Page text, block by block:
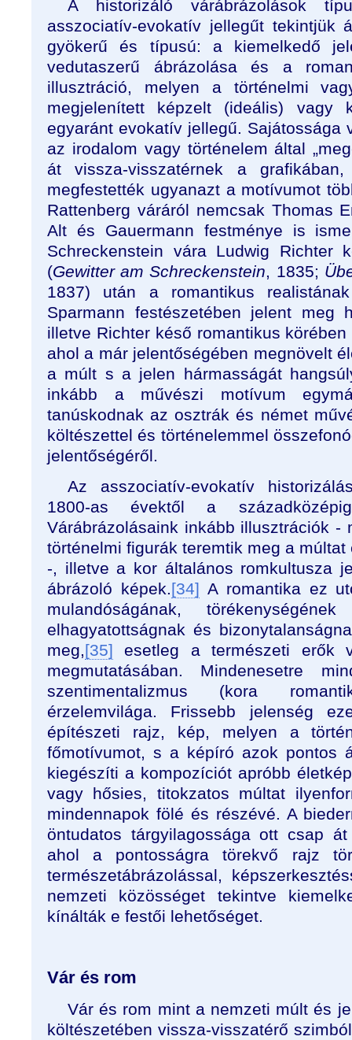
A historizáló várábrázolások
asszociatív-evokatív jellegűt tekintjük
gyökerű és típusú: a kiemelkedő
vedutaszerű ábrázolása és a
illusztráció, melyen a történelmi
megjelenített képzelt (ideális) vagy
egyaránt evokatív jellegű. Sajátossága
az irodalom vagy történelem által
át vissza-visszatérnek a
megfestették ugyanazt a motívumot
Rattenberg váráról nemcsak Thomas
Alt és Gauermann festménye is
Schreckenstein vára Ludwig Richter
(Gewitter am Schreckenstein, 1835;
1837) után a romantikus
Sparmann festészetében jelent meg
illetve Richter késő romantikus
ahol a már jelentőségében megnövelt
a múlt s a jelen hármasságát
inkább a művészi motívum
tanúskodnak az osztrák és német
költészettel és történelemmel
jelentőségéről.
Az asszociatív-evokatív
1800-as évektől a
Várábrázolásaink inkább illusztrációk -
történelmi figurák teremtik meg a
-, illetve a kor általános romkultusza
ábrázoló képek.[34] A romantika ez
mulandóságának,
elhagyatottságnak és
meg,[35] esetleg a természeti erők
megmutatásában. Mindenesetre
szentimentalizmus (kora
érzelemvilága. Frissebb jelenség
építészeti rajz, kép, melyen a
főmotívumot, s a képíró azok pontos
kiegészíti a kompozíciót apróbb
vagy hősies, titokzatos múltat
mindennapok fölé és részévé. A
öntudatos tárgyilagossága ott csap
ahol a pontosságra törekvő rajz
természetábrázolással,
nemzeti közösséget tekintve
kínálták e festői lehetőséget.
Vár és rom
Vár és rom mint a nemzeti múlt és
költészetében vissza-visszatérő